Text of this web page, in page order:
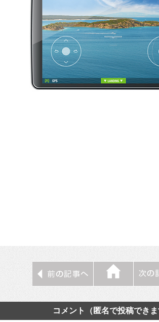
コメント（匿名で投稿できま